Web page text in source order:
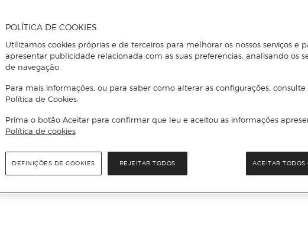
POLÍTICA DE COOKIES
Utilizamos cookies próprias e de terceiros para melhorar os nossos serviços e
apresentar publicidade relacionada com as suas preferências, analisando os
de navegação.
Para mais informações, ou para saber como alterar as configurações, consulte
Política de Cookies.
Prima o botão Aceitar para confirmar que leu e aceitou as informações
Política de cookies
REJEITAR TODOS ACEITAR TODOS
DEFINIÇÕES DE COOKIES